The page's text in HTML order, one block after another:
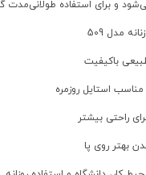
و برای استفاده طولانی‌مدت
مدل 509
باکیفیت
استایل روزمره
راحتی بیشتر
بهتر روی پا